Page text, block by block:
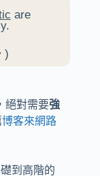
are
)
絕對需要強
博客來網路
到高階的